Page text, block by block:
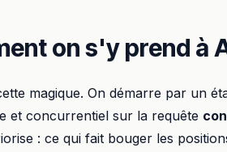
on s'y prend à
magique. On démarre par un
et concurrentiel sur la requête
: ce qui fait bouger les